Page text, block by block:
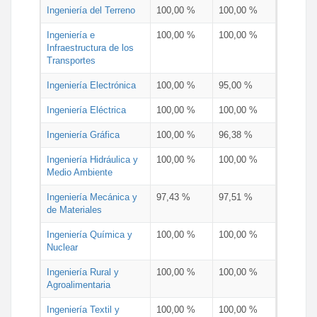
Ingeniería del Terreno 100,00 % 100,00 %
Ingeniería e
Infraestructura de los
Transportes
100,00 % 100,00 %
Ingeniería Electrónica 100,00 % 95,00 %
Ingeniería Eléctrica 100,00 % 100,00 %
Ingeniería Gráfica 100,00 % 96,38 %
Ingeniería Hidráulica y
Medio Ambiente
100,00 % 100,00 %
Ingeniería Mecánica y
de Materiales
97,43 % 97,51 %
Ingeniería Química y
Nuclear
100,00 % 100,00 %
Ingeniería Rural y
Agroalimentaria
100,00 % 100,00 %
Ingeniería Textil y
100,00 % 100,00 %